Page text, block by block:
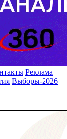
Реклама
Выборы-2026